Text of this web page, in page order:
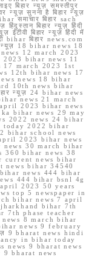
बिहार न्यूज़ समस्तीपुर
न्यूज़ सुनना है बिहार न्यूज़
समाचार बिहार sach
हिंदुस्तान बिहार न्यूज़ हिंदी
ईटीवी बिहार न्यूज़ हिंदी में
bihar बिहार news.com
न्यूज़ 18 bihar news 18
12 march 2023
bihar news 11
17 march 2023 1st
12th bihar news 17
news 18 bihar
10th news bihar
न्यूज़ 24 bihar news
news 21 march
2023 bihar news
bihar news 29 may
2022 news 24 bihar
today 2022 bihar
bihar school news
2023 bihar news
30 march bihar
360 bihar news 38
current news bihar
news bihar 34540
news 444 bihar
444 bihar bsnl 4g
2023 50 years
top 5 newspaper in
bihar news 7 april
bihar 7th
7th phase teacher
8 march bihar
news 9 february
9 bharat news hindi
in bihar today
news 9 bharat news
bharat news